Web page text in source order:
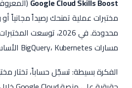
Google Cloud Skills Boost
مختبرات عملية تمنحك رصيداً مجانياً أو
محدودة. في 2026، توسعت
مسارات BigQuery، Kubernetes الأساسي، وأتمتة البنية التحتية.